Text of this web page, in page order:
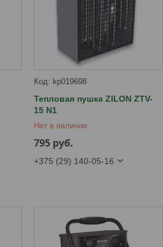
kp019698
Тепловая пушка ZILON ZTV-
15 N1
Нет в наличии
795 руб.
+375 (29) 140-05-16